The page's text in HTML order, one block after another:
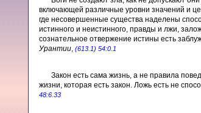
включающей различные уровни значений и
где несовершенные существа наделены
истинного и неистинного, правды и лжи,
сознательное отвержение истины есть
Урантии, (613.1) 54:0.1
Закон есть сама жизнь, а не правила
жизни, которая есть закон. Ложь есть не
48:6.33